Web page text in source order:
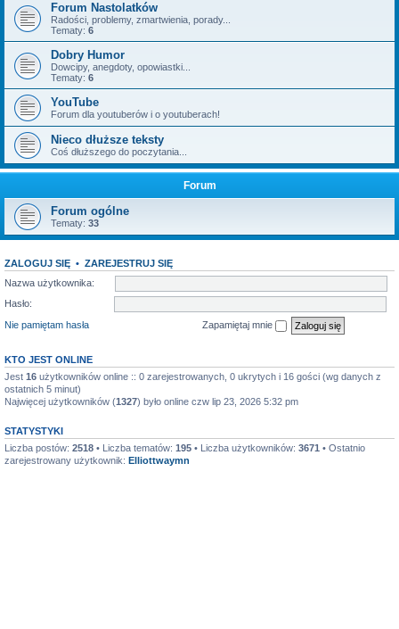
Forum Nastolatków
Radości, problemy, zmartwienia, porady...
Tematy: 6
Dobry Humor
Dowcipy, anegdoty, opowiastki...
Tematy: 6
YouTube
Forum dla youtuberów i o youtuberach!
Nieco dłuższe teksty
Coś dłuższego do poczytania...
Forum
Forum ogólne
Tematy: 33
ZALOGUJ SIĘ • ZAREJESTRUJ SIĘ
Nazwa użytkownika:
Hasło:
Nie pamiętam hasła
Zapamiętaj mnie
KTO JEST ONLINE
Jest 16 użytkowników online :: 0 zarejestrowanych, 0 ukrytych i 16 gości (wg danych z
ostatnich 5 minut)
Najwięcej użytkowników (1327) było online czw lip 23, 2026 5:32 pm
STATYSTYKI
Liczba postów: 2518 • Liczba tematów: 195 • Liczba użytkowników: 3671 • Ostatnio
zarejestrowany użytkownik: Elliottwaymn